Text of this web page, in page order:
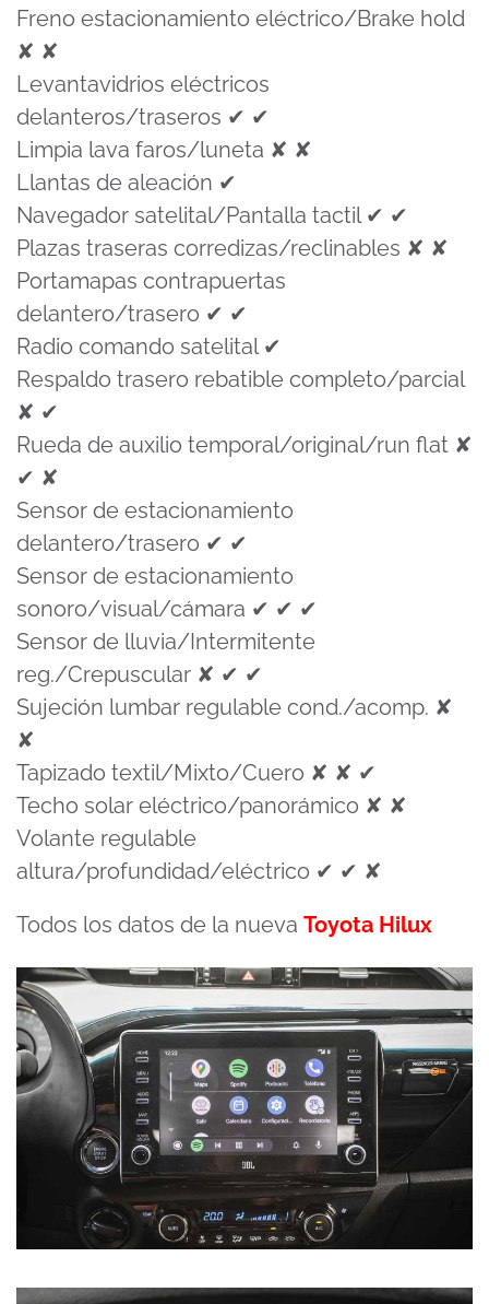
Freno estacionamiento eléctrico/Brake hold
✘ ✘
Levantavidrios eléctricos
delanteros/traseros ✔ ✔
Limpia lava faros/luneta ✘ ✘
Llantas de aleación ✔
Navegador satelital/Pantalla tactil ✔ ✔
Plazas traseras corredizas/reclinables ✘ ✘
Portamapas contrapuertas
delantero/trasero ✔ ✔
Radio comando satelital ✔
Respaldo trasero rebatible completo/parcial
✘ ✔
Rueda de auxilio temporal/original/run flat ✘
✔ ✘
Sensor de estacionamiento
delantero/trasero ✔ ✔
Sensor de estacionamiento
sonoro/visual/cámara ✔ ✔ ✔
Sensor de lluvia/Intermitente
reg./Crepuscular ✘ ✔ ✔
Sujeción lumbar regulable cond./acomp. ✘
✘
Tapizado textil/Mixto/Cuero ✘ ✘ ✔
Techo solar eléctrico/panorámico ✘ ✘
Volante regulable
altura/profundidad/eléctrico ✔ ✔ ✘
Todos los datos de la nueva Toyota Hilux